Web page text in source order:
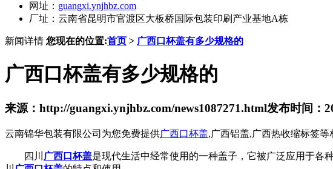
网址： guangxi.ynjhbz.com
厂址：云南省昆明市官渡区大板桥国际包装印刷产业基地A栋
新闻详情 您现在的位置:首页 > 广西口杯盖有多少规格的
广西口杯盖有多少规格的
来源：http://guangxi.ynjhbz.com/news1087271.html发布时间：
云南锦华包装有限公司为您免费提供广西口杯盖,广西铝盖,广西热收缩标签等
四川 广西口杯盖是现代生活中经常使用的一种盖子，它被广泛应用于各